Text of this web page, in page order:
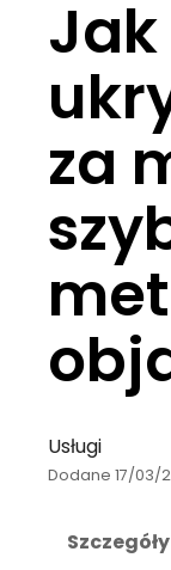
za
Usługi
Dodane 17/03/
Szczegóły